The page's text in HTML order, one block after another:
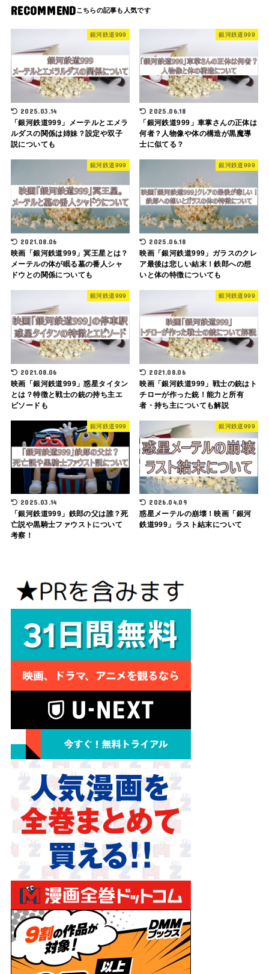
RECOMMEND
銀河鉄道999
2025.03.14
「銀河鉄道999」メーテルとエメラ
ルダスの関係は姉妹？設定や双子
説についても
銀河鉄道999
2025.06.18
「銀河鉄道999」車掌さんの正体は
何者？人物像や体の構造が黒魔導
士に似てる？
銀河鉄道999
2021.08.06
映画「銀河鉄道999」冥王星とは？
メーテルの体が眠る墓の番人シャ
ドウとの関係についても
銀河鉄道999
2025.06.18
映画「銀河鉄道999」ガラスのクレ
ア最後は悲しい結末！鉄郎への想
いと体の特徴についても
銀河鉄道999
2021.08.06
映画「銀河鉄道999」惑星タイタン
とは？特徴と戦士の銃の持ち主エ
ピソードも
銀河鉄道999
2021.08.06
映画「銀河鉄道999」戦士の銃はト
チローが作った銃！能力と所有
者・持ち主についても解説
銀河鉄道999
2025.03.14
「銀河鉄道999」鉄郎の父は誰？死
亡説や黒騎士ファウストについて
考察！
銀河鉄道999
2026.04.09
惑星メーテルの崩壊！映画「銀河
鉄道999」ラスト結末について